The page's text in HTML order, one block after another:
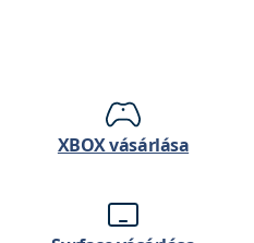
XBOX vásárlása